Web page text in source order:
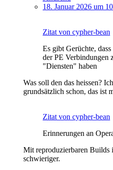
18. Januar 2026 um
Zitat von cypher-bean
Es gibt Gerüchte,
der PE Verbindungen
"Diensten" haben
Was soll den das heissen?
grundsätzlich schon, das ist
Zitat von cypher-bean
Erinnerungen an
Mit reproduzierbaren Builds
schwieriger.